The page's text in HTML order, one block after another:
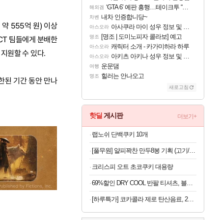
약 555억 원) 이상
팀들에게 분배한
원할 수 있다.
된 기간 동안 만나
해외겜 ‘GTA 6’ 예판 흥행…테이크투 “내부 예상 크게 넘어”
차벤 내차 인증합니당~
아스오라 아사쿠라 마이 성우 정보 및 주요 필모
명조 [명조 | 도미노피자 콜라보] 예고
아스오라 캐릭터 소개 - 카가미하라 하루
아스오라 아키츠 아키나 성우 정보 및 주요 필모
여행 운문댐
명조 힐러는 안나오고
새로고침
핫딜 게시판 더보기+
랩노쉬 단백쿠키 10개
[풀무원] 얄피꽉찬 만두8봉 기획 (고기/김치/교자/물만두 외)
크리스피 오트 초코쿠키 대용량
69%할인 DRY COOL 반팔 티셔츠, 블랙, L, 1장
[하루특가] 코카콜라 제로 탄산음료, 215ml, 30개